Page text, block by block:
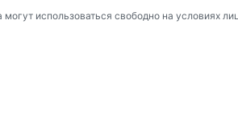
могут использоваться свободно на условиях